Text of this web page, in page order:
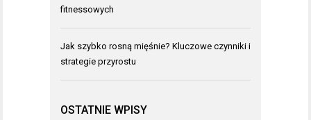
fitnessowych
Jak szybko rosną mięśnie? Kluczowe czynniki i
strategie przyrostu
OSTATNIE WPISY